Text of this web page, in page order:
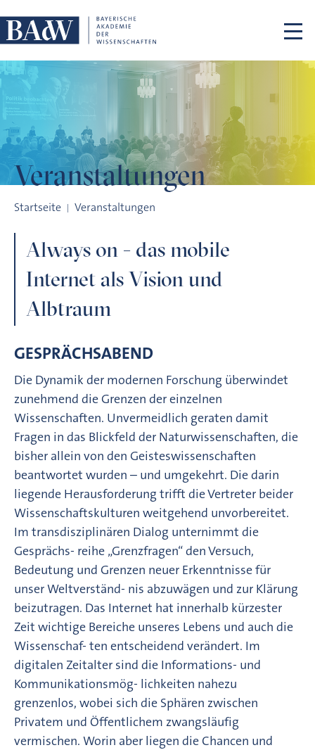
Veranstaltungen
Startseite Veranstaltungen
Always on - das mobile
Internet als Vision und
Albtraum
GESPRÄCHSABEND
Die Dynamik der modernen Forschung überwindet
zunehmend die Grenzen der einzelnen
Wissenschaften. Unvermeidlich geraten damit
Fragen in das Blickfeld der Naturwissenschaften, die
bisher allein von den Geisteswissenschaften
beantwortet wurden – und umgekehrt. Die darin
liegende Herausforderung trifft die Vertreter beider
Wissenschaftskulturen weitgehend unvorbereitet.
Im transdisziplinären Dialog unternimmt die
Gesprächs- reihe „Grenzfragen“ den Versuch,
Bedeutung und Grenzen neuer Erkenntnisse für
unser Weltverständ- nis abzuwägen und zur Klärung
beizutragen. Das Internet hat innerhalb kürzester
Zeit wichtige Bereiche unseres Lebens und auch die
Wissenschaf- ten entscheidend verändert. Im
digitalen Zeitalter sind die Informations- und
Kommunikationsmög- lichkeiten nahezu
grenzenlos, wobei sich die Sphären zwischen
Privatem und Öffentlichem zwangsläufig
vermischen. Worin aber liegen die Chancen und